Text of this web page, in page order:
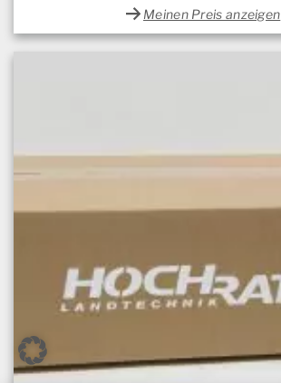
Meinen Preis anzeigen